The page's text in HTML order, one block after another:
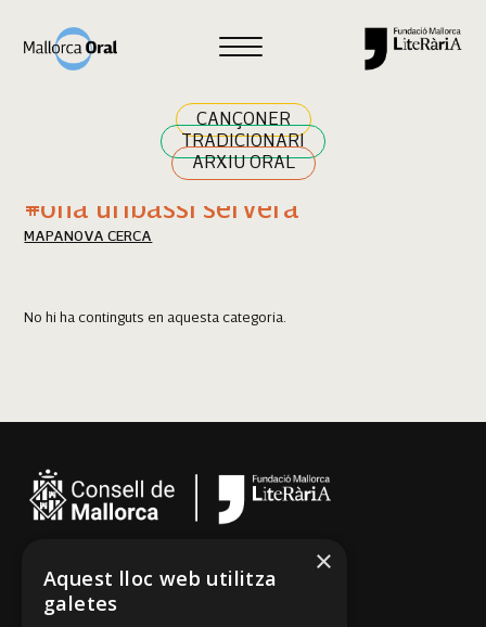
CANÇONER
TRADICIONARI
ARXIU ORAL
Cercar
Resultats cerca
#ona uribassi servera
MAPA NOVA CERCA
No hi ha continguts en aquesta categoria.
Cançoner
Tradicionari
×
Aquest lloc web utilitza
galetes